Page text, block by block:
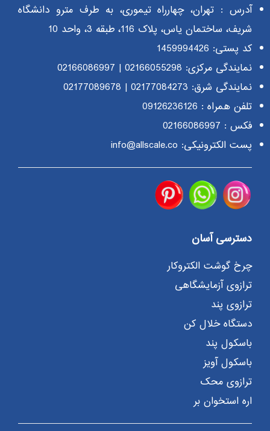
آدرس : تهران، چهارراه تیموری، به طرف مترو دانشگاه
شریف، ساختمان یاس، پلاک 116، طبقه 3، واحد 10
کد پستی: 1459994426
نمایندگی مرکزی: 02166055298
|
02166086997
نمایندگی شرق: 02177084273
|
02177089678
تلفن همراه : 09126236126
فکس : 02166086997
پست الکترونیکی: info@allscale.co
دسترسی آسان
چرخ گوشت الکتروکار
ترازوی آزمایشگاهی
ترازوی پند
دستگاه خلال کن
باسکول پند
باسکول آویز
ترازوی محک
اره استخوان بر